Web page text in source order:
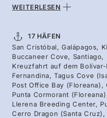
genießen Sie
farbenprächtigen
Piratengeschichten,
haben. Erkunden Sie
Isabela, schippern
Richtung Floreana,
beobachten und mit
WEITERLESEN
17 HÄFEN
San Cristóbal, Galápagos,
Buccaneer Cove, Santiago,
Kreuzfahrt auf dem
Fernandina, Tagus Cove
Post Office Bay (Floreana),
Punta Cormorant
Llerena Breeding Center,
Cerro Dragon (Santa